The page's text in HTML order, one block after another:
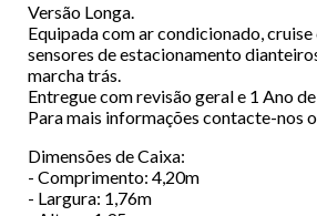
Versão Longa.
Equipada com ar condicionado,
sensores de estacionamento
marcha trás.
Entregue com revisão geral e 1 Ano
Para mais informações contacte-nos
Dimensões de Caixa:
- Comprimento: 4,20m
- Largura: 1,76m